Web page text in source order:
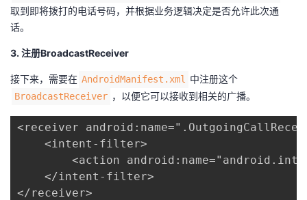
证
实
的
藏
持
建
取到即将拨打的电话号码，并根据业务逻辑决定是否允许此次通
话。
3. 注册BroadcastReceiver
接下来，需要在​ ​AndroidManifest.xml​ ​中注册这个​
​BroadcastReceiver​ ​，以便它可以接收到相关的广播。
<receiver
    <intent-filter>
<action
    </intent-filter>
</receiver>